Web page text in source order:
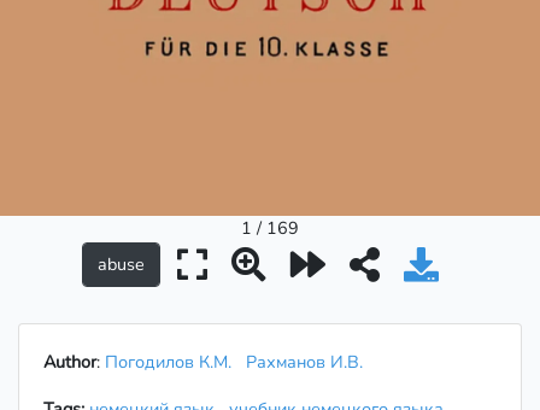
1 / 169
Author: Погодилов К.М.
Рахманов И.В.